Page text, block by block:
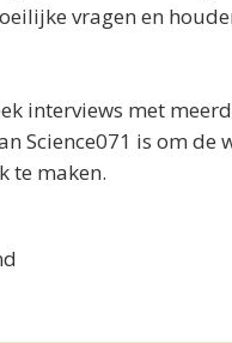
vragen en
interviews met
Science071 is om
te maken.